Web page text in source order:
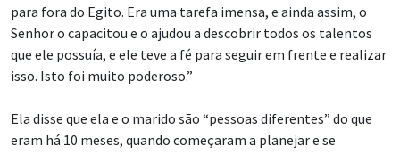
para fora do Egito. Era uma tarefa imensa, e ainda assim, o
Senhor o capacitou e o ajudou a descobrir todos os talentos
que ele possuía, e ele teve a fé para seguir em frente e realizar
isso. Isto foi muito poderoso.”
Ela disse que ela e o marido são “pessoas diferentes” do que
eram há 10 meses, quando começaram a planejar e se